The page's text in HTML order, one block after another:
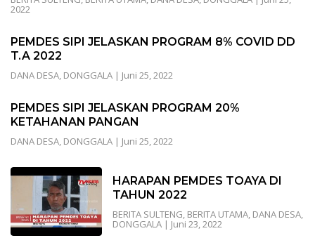
2022
PEMDES SIPI JELASKAN PROGRAM 8% COVID DD
T.A 2022
DANA DESA, DONGGALA | Juni 25, 2022
PEMDES SIPI JELASKAN PROGRAM 20%
KETAHANAN PANGAN
DANA DESA, DONGGALA | Juni 25, 2022
HARAPAN PEMDES TOAYA DI
TAHUN 2022
BERITA SULTENG, BERITA UTAMA, DANA DESA,
DONGGALA| Juni 23, 2022